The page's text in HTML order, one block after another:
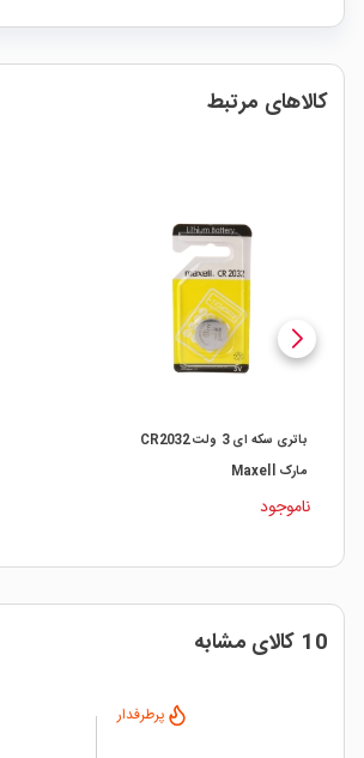
کالاهای مرتبط
باتری سکه ای 3 ولت CR2032
مارک Maxell
ناموجود
10 کالای مشابه